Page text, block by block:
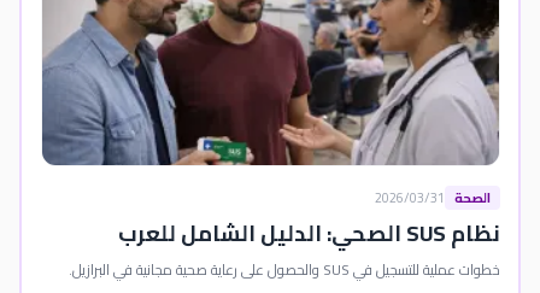
الصحة 2026/03/31
نظام SUS الصحي: الدليل الشامل للعرب
خطوات عملية للتسجيل في SUS والحصول على رعاية صحية مجانية في البرازيل.